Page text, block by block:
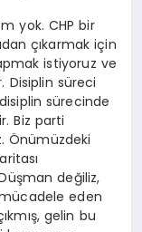
yok. CHP bir
çıkarmak için
istiyoruz ve
Disiplin süreci
sürecinde
Biz parti
Önümüzdeki
değiliz,
mücadele eden
gelin bu